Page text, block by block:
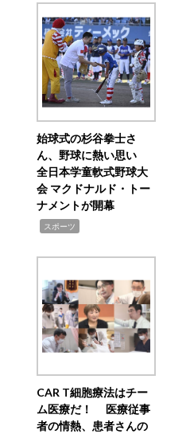
始球式の杉谷拳士さ
ん、野球に熱い思い
全日本学童軟式野球大
会 マクドナルド・トー
ナメントが開幕
スポーツ
CAR T細胞療法はチー
ム医療だ！ 医療従事
者の情熱、患者さんの